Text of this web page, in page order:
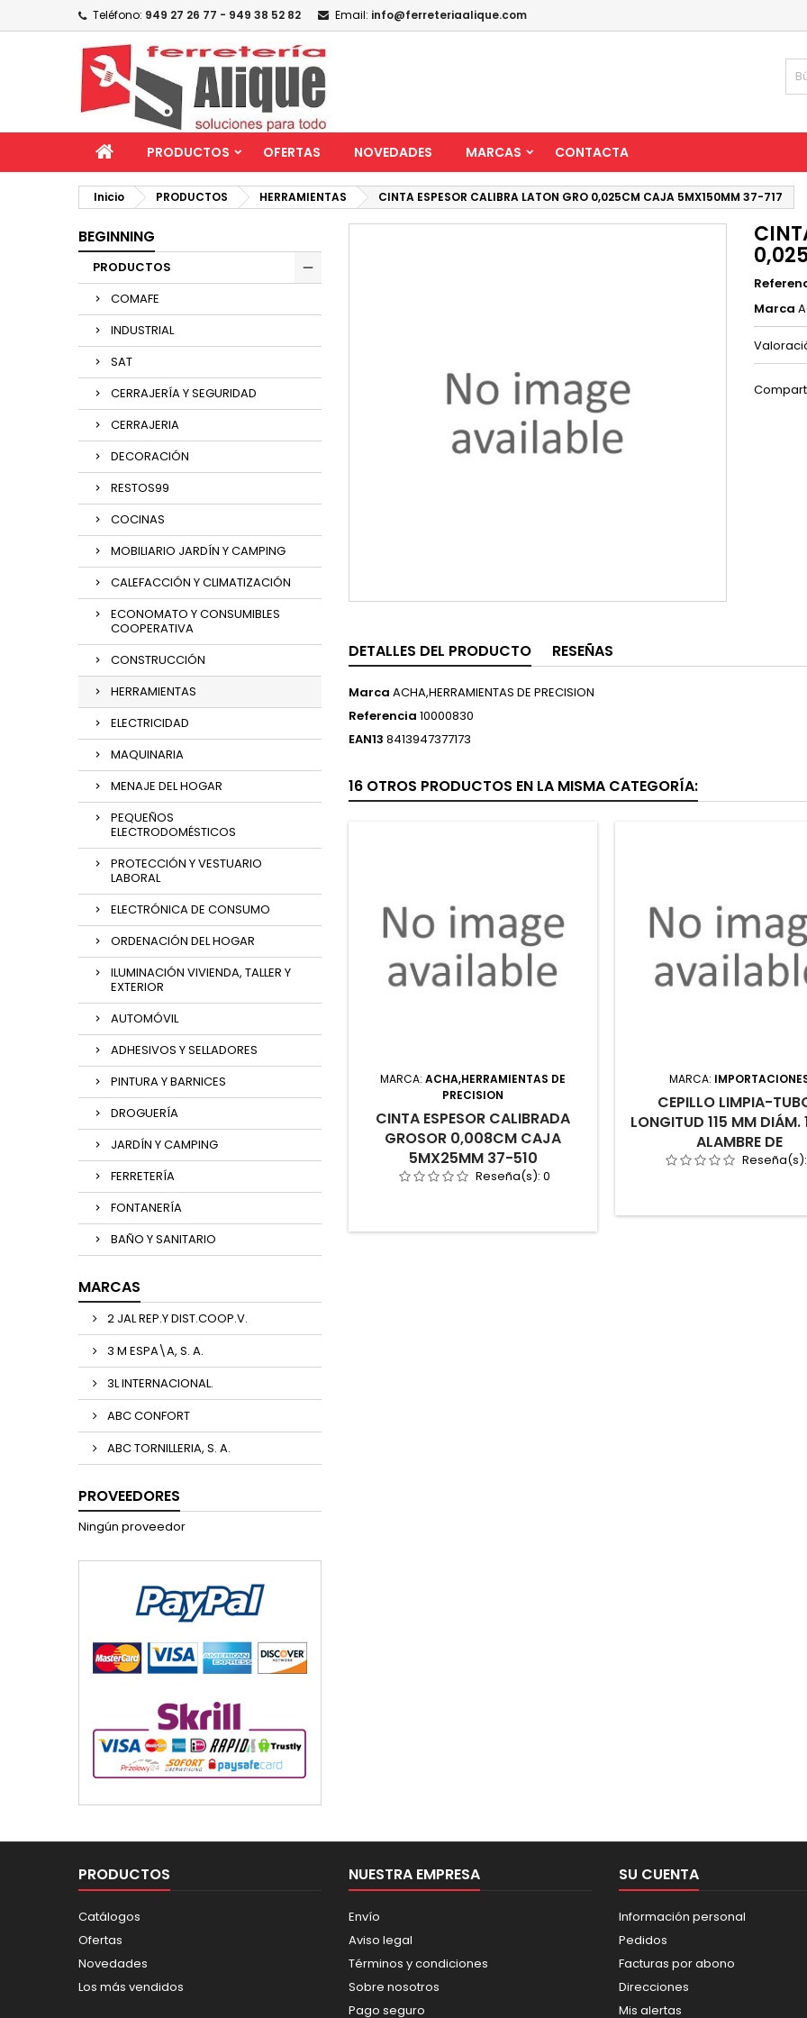
Teléfono: 949 27 26 77 - 949 38 52 82 Email: info@ferreteriaalique.com
PRODUCTOS OFERTAS NOVEDADES MARCAS CONTACTA
Inicio PRODUCTOS HERRAMIENTAS CINTA ESPESOR CALIBRA LATON GRO 0,025CM CAJA 5MX150MM 37-717
BEGINNING
PRODUCTOS
COMAFE
INDUSTRIAL
SAT
CERRAJERÍA Y SEGURIDAD
CERRAJERIA
DECORACIÓN
RESTOS99
COCINAS
MOBILIARIO JARDÍN Y CAMPING
CALEFACCIÓN Y CLIMATIZACIÓN
ECONOMATO Y CONSUMIBLES
COOPERATIVA
CONSTRUCCIÓN
HERRAMIENTAS
ELECTRICIDAD
MAQUINARIA
MENAJE DEL HOGAR
PEQUEÑOS
ELECTRODOMÉSTICOS
PROTECCIÓN Y VESTUARIO
LABORAL
ELECTRÓNICA DE CONSUMO
ORDENACIÓN DEL HOGAR
ILUMINACIÓN VIVIENDA, TALLER Y
EXTERIOR
AUTOMÓVIL
ADHESIVOS Y SELLADORES
PINTURA Y BARNICES
DROGUERÍA
JARDÍN Y CAMPING
FERRETERÍA
FONTANERÍA
BAÑO Y SANITARIO
MARCAS
2 JAL REP.Y DIST.COOP.V.
3 M ESPA\A, S. A.
3L INTERNACIONAL.
ABC CONFORT
ABC TORNILLERIA, S. A.
PROVEEDORES
Ningún proveedor
Marca
DETALLES DEL PRODUCTO RESEÑAS
Marca ACHA,HERRAMIENTAS DE PRECISION
Referencia 10000830
EAN13 8413947377173
16 OTROS PRODUCTOS EN LA MISMA CATEGORÍA:
MARCA: ACHA,HERRAMIENTAS DE
PRECISION
CINTA ESPESOR CALIBRADA
GROSOR 0,008CM CAJA
5MX25MM 37-510
Reseña(s): 0
MARCA:
CEPILLO LIMPIA-
LONGITUD 115 MM DIÁM.
ALAMBRE DE
PRODUCTOS
Catálogos
Ofertas
Novedades
Los más vendidos
NUESTRA EMPRESA
Envío
Aviso legal
Términos y condiciones
Sobre nosotros
Pago seguro
SU CUENTA
Información personal
Pedidos
Facturas por abono
Direcciones
Mis alertas